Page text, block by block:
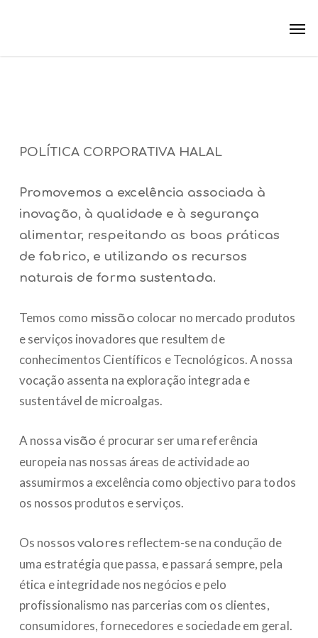
POLÍTICA CORPORATIVA HALAL
Promovemos a excelência associada à
inovação, à qualidade e à segurança
alimentar, respeitando as boas práticas
de fabrico, e utilizando os recursos
naturais de forma sustentada.
Temos como missão colocar no mercado produtos
e serviços inovadores que resultem de
conhecimentos Científicos e Tecnológicos. A nossa
vocação assenta na exploração integrada e
sustentável de microalgas.
A nossa visão é procurar ser uma referência
europeia nas nossas áreas de actividade ao
assumirmos a excelência como objectivo para todos
os nossos produtos e serviços.
Os nossos valores reflectem-se na condução de
uma estratégia que passa, e passará sempre, pela
ética e integridade nos negócios e pelo
profissionalismo nas parcerias com os clientes,
consumidores, fornecedores e sociedade em geral.